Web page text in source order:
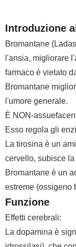
Introduzione
Bromantane
l'ansia, migliorare
farmaco è vietato
Bromantane
l'umore generale.
È NON-
Esso regola gli
La tirosina è un
cervello, subisce
Bromantane è un
estreme (ossigeno
Funzione
Effetti cerebrali:
La dopamina è